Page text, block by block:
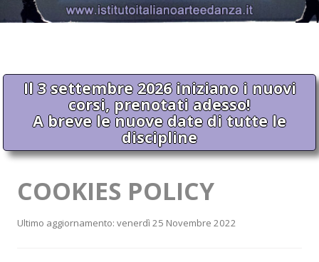
Il 3 settembre 2026 iniziano i nuovi
corsi, prenotati adesso!
A breve le nuove date di tutte le
discipline
COOKIES POLICY
Ultimo aggiornamento: venerdì 25 Novembre 2022